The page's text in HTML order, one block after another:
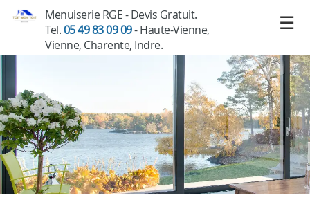
Menuiserie RGE - Devis Gratuit.
Tel.05 49 83 09 09- Haute-Vienne,
Vienne, Charente, Indre.